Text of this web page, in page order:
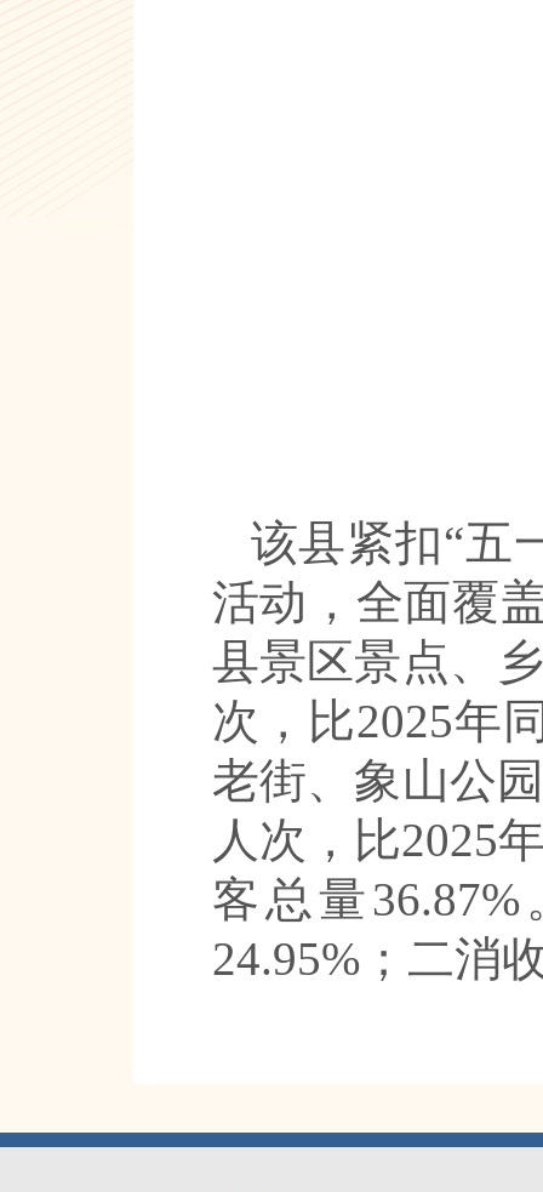
该县紧扣“五
活动，全面覆
县景区景点、
次，比2025年
老街、象山公
人次，比2025
客总量
24.95%；二消